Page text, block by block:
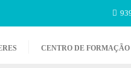
CENTRO DE FORMAÇÃO